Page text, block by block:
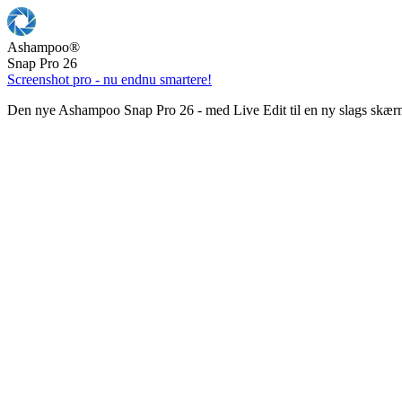
Ashampoo®
Snap Pro 26
Screenshot pro - nu endnu smartere!
Den nye Ashampoo Snap Pro 26 - med Live Edit til en ny slags